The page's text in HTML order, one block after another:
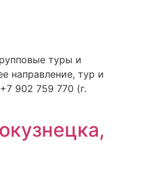
туры и
направление, тур и
902 759 770 (г.